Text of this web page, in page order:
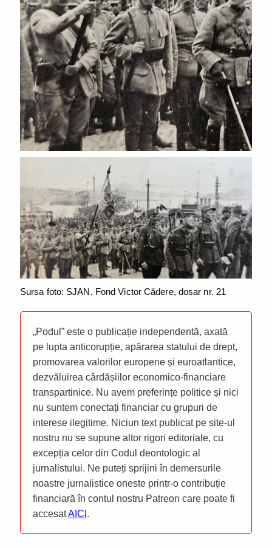
Sursa foto: SJAN, Fond Victor Cădere, dosar nr. 21
„Podul” este o publicație independentă, axată
pe lupta anticorupție, apărarea statului de drept,
promovarea valorilor europene și euroatlantice,
dezvăluirea cârdășiilor economico-financiare
transpartinice. Nu avem preferințe politice și nici
nu suntem conectați financiar cu grupuri de
interese ilegitime. Niciun text publicat pe site-ul
nostru nu se supune altor rigori editoriale, cu
excepția celor din Codul deontologic al
jurnalistului. Ne puteți sprijini în demersurile
noastre jurnalistice oneste printr-o contribuție
financiară în contul nostru Patreon care poate fi
accesatAICI .